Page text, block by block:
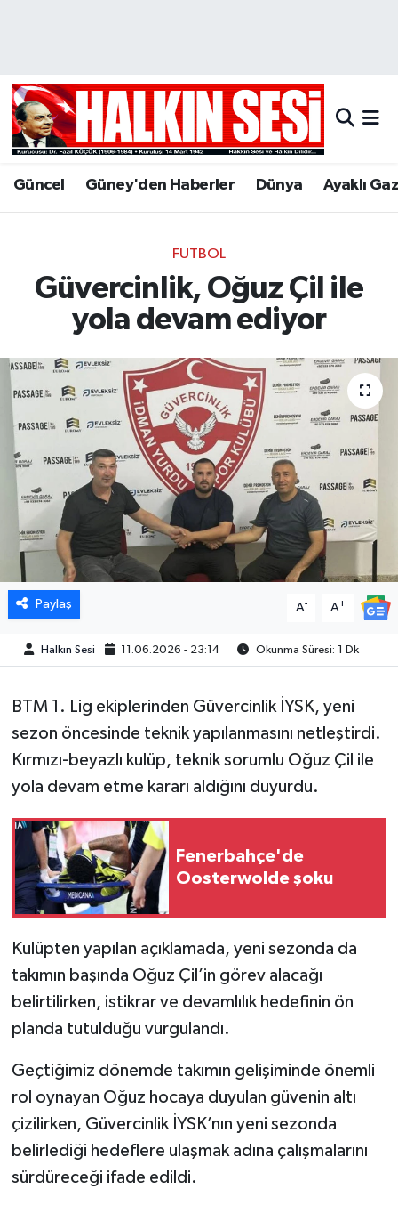
Güncel Güney'den Haberler Dünya Ayaklı
FUTBOL
Güvercinlik, Oğuz Çil ile
yola devam ediyor
Paylaş A- A+
Halkın Sesi 11.06.2026 - 23:14 Okunma Süresi: 1 Dk
BTM 1. Lig ekiplerinden Güvercinlik İYSK, yeni
sezon öncesinde teknik yapılanmasını netleştirdi.
Kırmızı-beyazlı kulüp, teknik sorumlu Oğuz Çil ile
yola devam etme kararı aldığını duyurdu.
Fenerbahçe'de
Oosterwolde şoku
Kulüpten yapılan açıklamada, yeni sezonda da
takımın başında Oğuz Çil’in görev alacağı
belirtilirken, istikrar ve devamlılık hedefinin ön
planda tutulduğu vurgulandı.
Geçtiğimiz dönemde takımın gelişiminde önemli
rol oynayan Oğuz hocaya duyulan güvenin altı
çizilirken, Güvercinlik İYSK’nın yeni sezonda
belirlediği hedeflere ulaşmak adına çalışmalarını
sürdüreceği ifade edildi.
Hava Durumu
Trafik Durumu
Son Dakika Haberleri
Haber Arşivi